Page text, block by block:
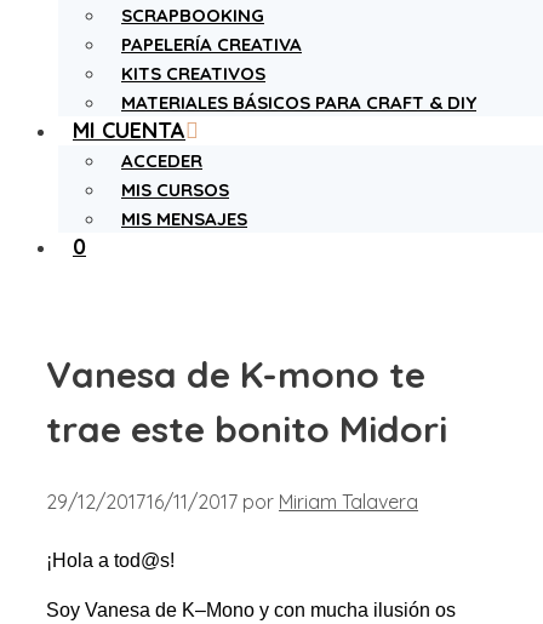
SCRAPBOOKING
PAPELERÍA CREATIVA
KITS CREATIVOS
MATERIALES BÁSICOS PARA CRAFT & DIY
MI CUENTA
ACCEDER
MIS CURSOS
MIS MENSAJES
0
Vanesa de K-mono te
trae este bonito Midori
29/12/201716/11/2017 por Miriam Talavera
¡Hola a tod@s!
Soy Vanesa de K–Mono y con mucha ilusión os